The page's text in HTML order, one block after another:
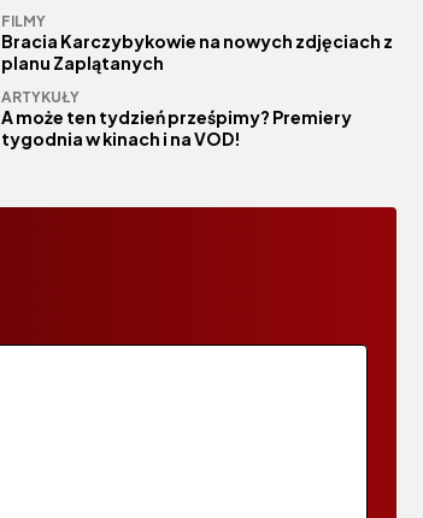
FILMY
Bracia Karczybykowie na nowych zdjęciach z
planu Zaplątanych
ARTYKUŁY
A może ten tydzień prześpimy? Premiery
tygodnia w kinach i na VOD!